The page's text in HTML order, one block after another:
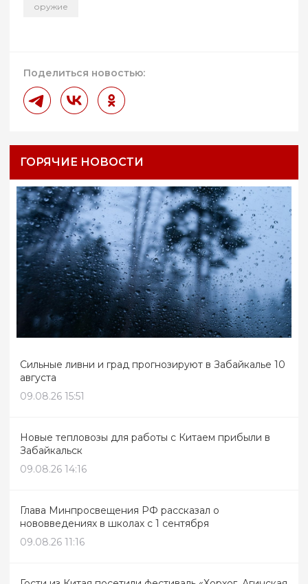
оружие
Поделиться новостью:
ГОРЯЧИЕ НОВОСТИ
Сильные ливни и град прогнозируют в Забайкалье 10
августа
09.08.26 15:51
Новые тепловозы для работы с Китаем прибыли в
Забайкальск
09.08.26 14:16
Глава Минпросвещения РФ рассказал о
нововведениях в школах с 1 сентября
09.08.26 11:16